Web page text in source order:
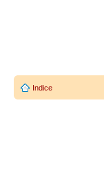
Indice